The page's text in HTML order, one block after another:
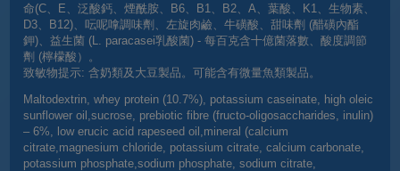
命(C、E、泛酸鈣、煙酰胺、B6、B1、B2、A、葉酸、K1、生物素、
D3、B12)、呍呢嗱調味劑、左旋肉鹼、牛磺酸、甜味劑 (醋磺內酯
鉀)、益生菌 (L. paracasei乳酸菌) - 每百克含十億菌落數、酸度調節
劑 (檸檬酸）。
致敏物提示: 含奶類及大豆製品。可能含有微量魚類製品。
Maltodextrin, whey protein (10.7%), potassium caseinate, high oleic
sunflower oil,sucrose, prebiotic fibre (fructo-oligosaccharides, inulin)
– 6%, low erucic acid rapeseed oil,mineral (calcium
citrate,magnesium chloride, potassium citrate, calcium carbonate,
potassium phosphate,sodium phosphate, sodium citrate,